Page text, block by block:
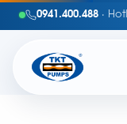
0941.400.488 ·